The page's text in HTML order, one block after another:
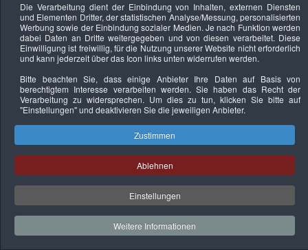
Keine Termine
Datenschutzerklärung Urheberrechtsnachweise Nachhaltigkeit
Copyright © 2026. Bundesverband Deutscher
Sachverständiger und Fachgutachter e.V..
Die Verarbeitung dient der Einbindung von Inhalten, externen Diensten
und Elementen Dritter, der statistischen Analyse/Messung, personalisierten
Werbung sowie der Einbindung sozialer Medien. Je nach Funktion werden
dabei Daten an Dritte weitergegeben und von diesen verarbeitet. Diese
Einwilligung ist freiwillig, für die Nutzung unserer Website nicht erforderlich
und kann jederzeit über das Icon links unten widerrufen werden.
Bitte beachten Sie, dass einige Anbieter Ihre Daten auf Basis von
berechtigtem Interesse verarbeiten werden. Sie haben das Recht der
Verarbeitung zu widersprechen. Um dies zu tun, klicken Sie bitte auf
"Einstellungen"und deaktivieren Sie die jeweiligen Anbieter.
Zustimmen
Ablehnen
Einstellungen
Weitere Informationen